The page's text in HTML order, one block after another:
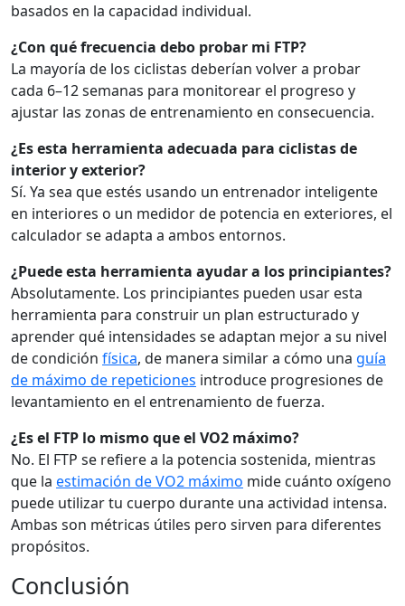
basados en la capacidad individual.
¿Con qué frecuencia debo probar mi FTP?
La mayoría de los ciclistas deberían volver a probar
cada 6–12 semanas para monitorear el progreso y
ajustar las zonas de entrenamiento en consecuencia.
¿Es esta herramienta adecuada para ciclistas de
interior y exterior?
Sí. Ya sea que estés usando un entrenador inteligente
en interiores o un medidor de potencia en exteriores, el
calculador se adapta a ambos entornos.
¿Puede esta herramienta ayudar a los principiantes?
Absolutamente. Los principiantes pueden usar esta
herramienta para construir un plan estructurado y
aprender qué intensidades se adaptan mejor a su nivel
de condición física, de manera similar a cómo una guía
de máximo de repeticiones introduce progresiones de
levantamiento en el entrenamiento de fuerza.
¿Es el FTP lo mismo que el VO2 máximo?
No. El FTP se refiere a la potencia sostenida, mientras
que la estimación de VO2 máximo mide cuánto oxígeno
puede utilizar tu cuerpo durante una actividad intensa.
Ambas son métricas útiles pero sirven para diferentes
propósitos.
Conclusión